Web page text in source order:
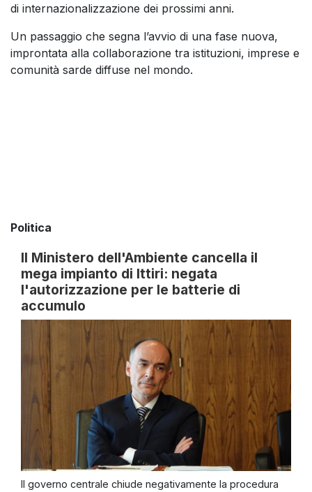
di internazionalizzazione dei prossimi anni.
Un passaggio che segna l’avvio di una fase nuova,
improntata alla collaborazione tra istituzioni, imprese e
comunità sarde diffuse nel mondo.
Politica
Il Ministero dell'Ambiente cancella il
mega impianto di Ittiri: negata
l'autorizzazione per le batterie di
accumulo
Il governo centrale chiude negativamente la procedura